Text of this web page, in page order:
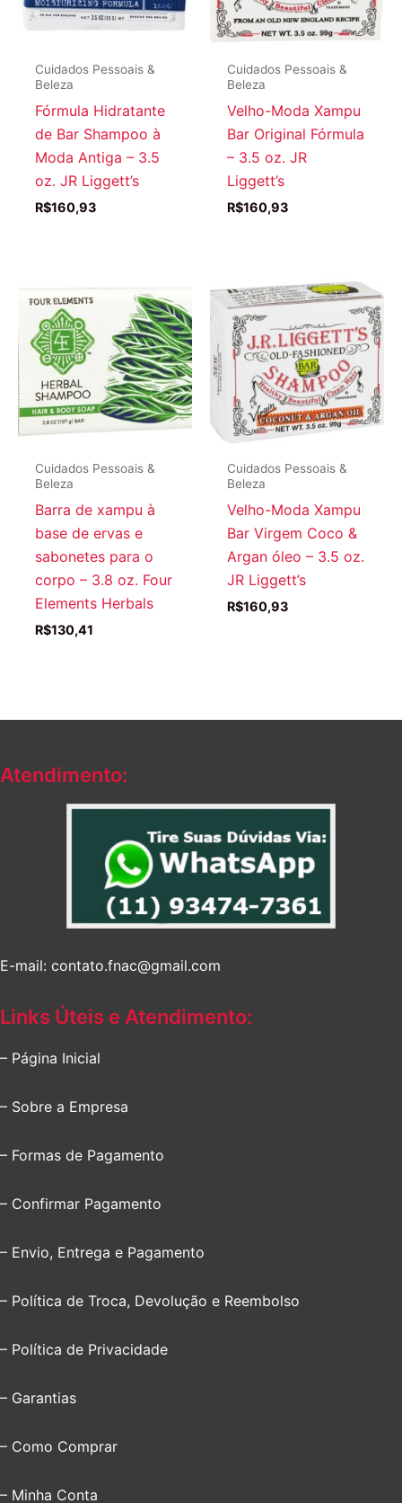
Cuidados Pessoais &
Beleza
Fórmula Hidratante
de Bar Shampoo à
Moda Antiga – 3.5
oz. JR Liggett’s
R$160,93
Cuidados Pessoais &
Beleza
Velho-Moda Xampu
Bar Original Fórmula
– 3.5 oz. JR
Liggett’s
R$160,93
Cuidados Pessoais &
Beleza
Barra de xampu à
base de ervas e
sabonetes para o
corpo – 3.8 oz. Four
Elements Herbals
R$130,41
Cuidados Pessoais &
Beleza
Velho-Moda Xampu
Bar Virgem Coco &
Argan óleo – 3.5 oz.
JR Liggett’s
R$160,93
Atendimento:
E-mail: contato.fnac@gmail.com
Links Úteis e Atendimento:
– Página Inicial
– Sobre a Empresa
– Formas de Pagamento
– Confirmar Pagamento
– Envio, Entrega e Pagamento
– Política de Troca, Devolução e Reembolso
– Política de Privacidade
– Garantias
– Como Comprar
– Minha Conta